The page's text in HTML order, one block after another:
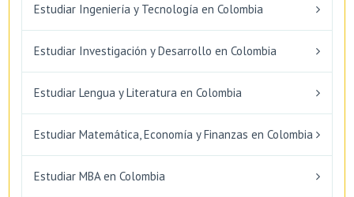
Estudiar Ingeniería y Tecnología en Colombia
Estudiar Investigación y Desarrollo en Colombia
Estudiar Lengua y Literatura en Colombia
Estudiar Matemática, Economía y Finanzas en Colombia
Estudiar MBA en Colombia